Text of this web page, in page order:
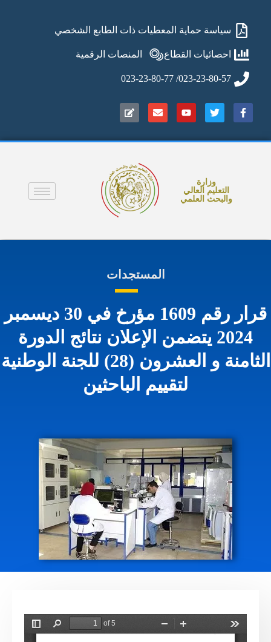
سياسة حماية المعطيات ذات الطابع الشخصي
احصائيات القطاع المنصات الرقمية
023-23-80-57/ 023-23-80-77
وزارة
التعليم العالي
والبحث العلمي
المستجدات
قرار رقم 1609 مؤرخ في 30 ديسمبر
2024 يتضمن الإعلان نتائج الدورة
الثامنة و العشرون (28) للجنة الوطنية
لتقييم الباحثين